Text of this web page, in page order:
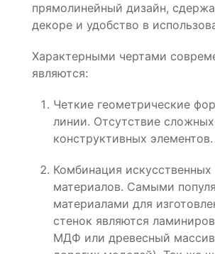
прямолинейный дизайн,
декоре и удобство в
Характерными чертами
являются:
Четкие геометрические
линии. Отсутствие сложных
конструктивных элементов.
Комбинация искусственных
материалов. Самыми
материалами для
стенок являются
МДФ или древесный